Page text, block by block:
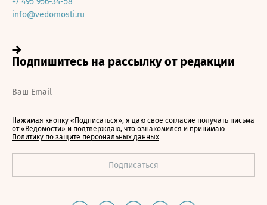
info@vedomosti.ru
Нажимая кнопку «Подписаться», я даю свое согласие получать письма
от «Ведомости» и подтверждаю, что ознакомился и принимаю
Политику по защите персональных данных